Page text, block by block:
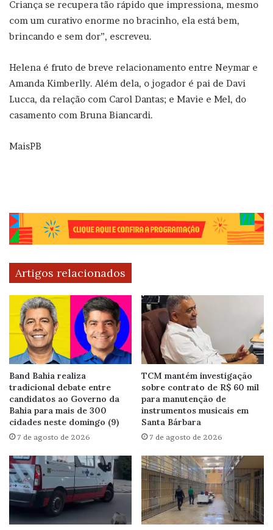
Criança se recupera tão rápido que impressiona, mesmo
com um curativo enorme no bracinho, ela está bem,
brincando e sem dor”, escreveu.
Helena é fruto de breve relacionamento entre Neymar e
Amanda Kimberlly. Além dela, o jogador é pai de Davi
Lucca, da relação com Carol Dantas; e Mavie e Mel, do
casamento com Bruna Biancardi.
MaisPB
Artigos relacionados
Band Bahia realiza
tradicional debate entre
candidatos ao Governo da
Bahia para mais de 300
cidades neste domingo (9)
7 de agosto de 2026
TCM mantém investigação
sobre contrato de R$ 60 mil
para manutenção de
instrumentos musicais em
Santa Bárbara
7 de agosto de 2026